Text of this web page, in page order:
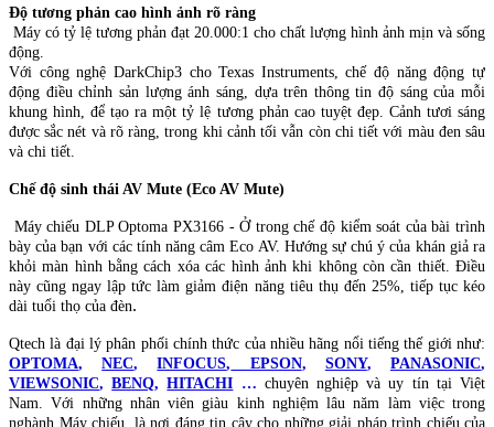
Độ tương phản cao hình ảnh rõ ràng
Máy có tỷ lệ tương phản đạt 20.000:1 cho chất lượng hình ảnh mịn và sống
động.
Với công nghệ DarkChip3 cho Texas Instruments, chế độ năng động tự
động điều chỉnh sản lượng ánh sáng, dựa trên thông tin độ sáng của mỗi
khung hình, để tạo ra một tỷ lệ tương phản cao tuyệt đẹp. Cảnh tươi sáng
được sắc nét và rõ ràng, trong khi cảnh tối vẫn còn chi tiết với màu đen sâu
và chi tiết.
Chế độ sinh thái AV Mute (Eco AV Mute)
Máy chiếu DLP Optoma PX3166 - Ở trong chế độ kiểm soát của bài trình
bày của bạn với các tính năng câm Eco AV. Hướng sự chú ý của khán giả ra
khỏi màn hình bằng cách xóa các hình ảnh khi không còn cần thiết. Điều
này cũng ngay lập tức làm giảm điện năng tiêu thụ đến 25%, tiếp tục kéo
dài tuổi thọ của đèn.
Qtech là đại lý phân phối chính thức của nhiều hãng nổi tiếng thế giới như:
OPTOMA,NEC,INFOCUS, EPSON, SONY,PANASONIC,
VIEWSONIC,BENQ,HITACHI … chuyên nghiệp và uy tín tại Việt
Nam. Với những nhân viên giàu kinh nghiệm lâu năm làm việc trong
nghành Máy chiếu, là nơi đáng tin cậy cho những giải pháp trình chiếu của